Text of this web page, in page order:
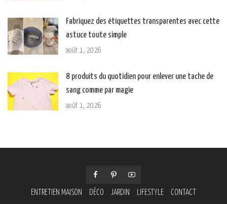
Fabriquez des étiquettes transparentes avec cette
astuce toute simple
août 1, 2026
8 produits du quotidien pour enlever une tache de
sang comme par magie
août 1, 2026
ENTRETIEN MAISON DÉCO JARDIN LIFESTYLE CONTACT